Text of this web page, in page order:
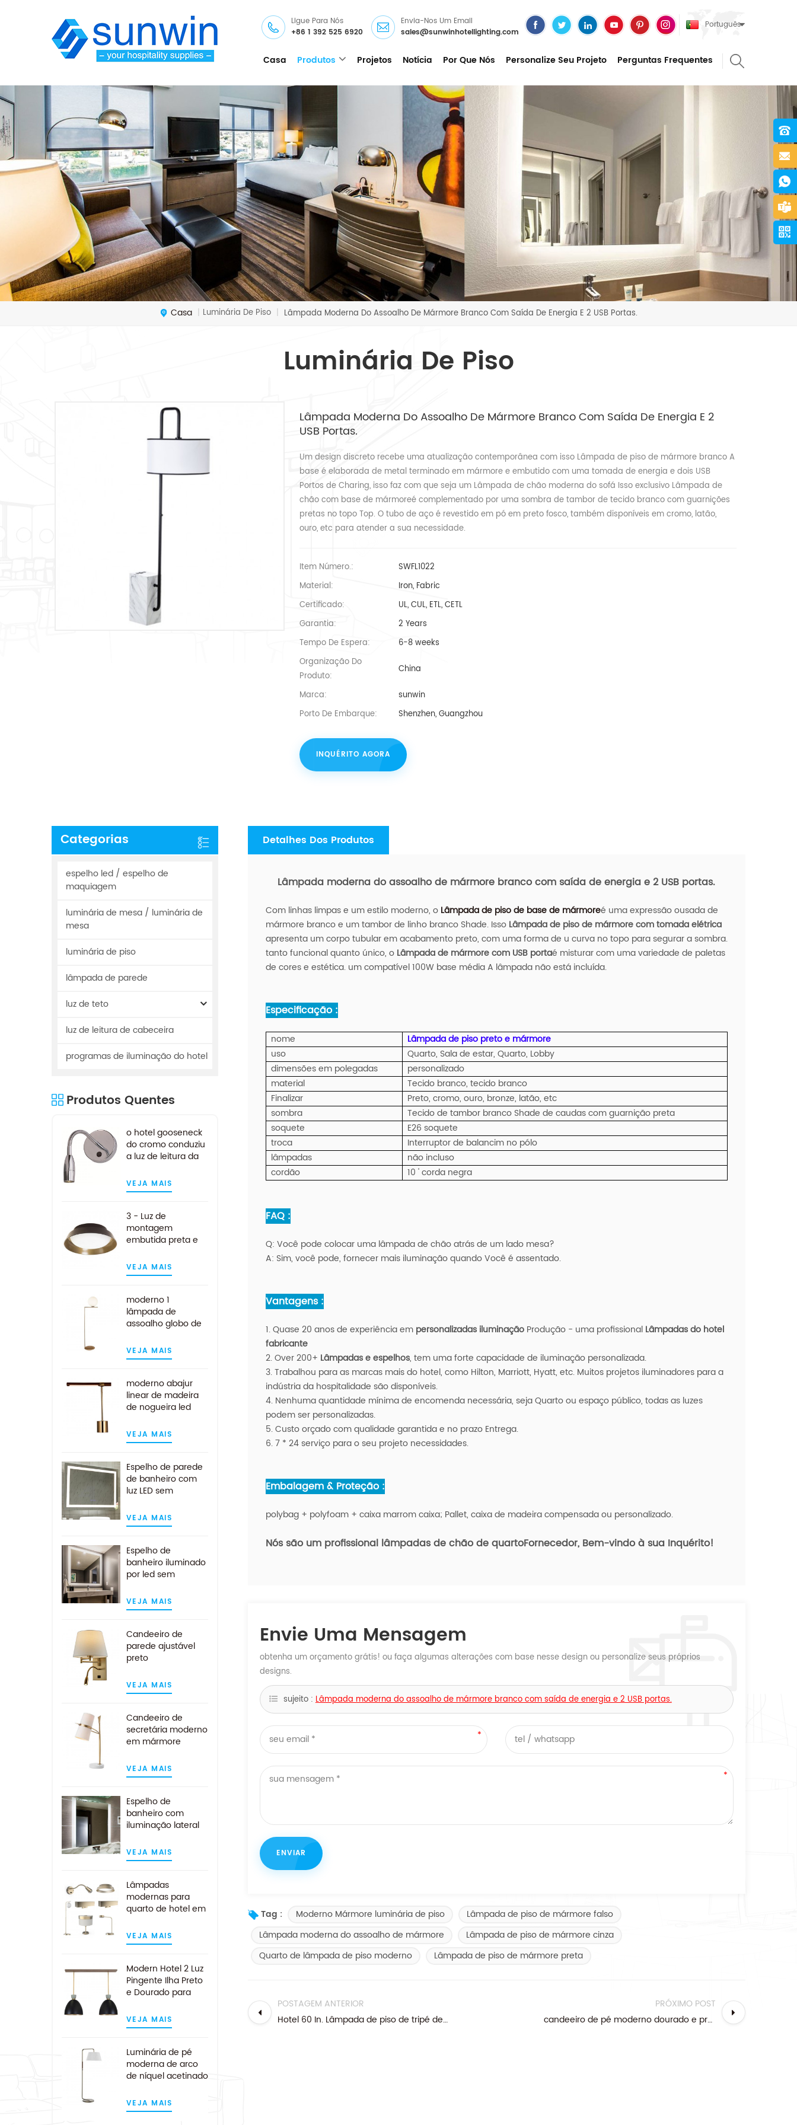
Português
Ligue Para Nós
+86 1 392 525 6920
Envia-Nos Um Email
sales@sunwinhotellighting.com
Casa Produtos Projetos Notícia Por Que Nós Personalize Seu Projeto Perguntas Frequentes
Casa | Luminária De Piso | Lâmpada Moderna Do Assoalho De Mármore Branco Com Saída De Energia E 2 USB Portas.
Luminária De Piso
Lâmpada Moderna Do Assoalho De Mármore Branco Com Saída De Energia E 2
USB Portas.
Um design discreto recebe uma atualização contemporânea com isso Lâmpada de piso de mármore branco A
base é elaborada de metal terminado em mármore e embutido com uma tomada de energia e dois USB
Portos de Charing, isso faz com que seja um Lâmpada de chão moderna do sofá Isso exclusivo Lâmpada de
chão com base de mármoreé complementado por uma sombra de tambor de tecido branco com guarnições
pretas no topo Top. O tubo de aço é revestido em pó em preto fosco, também disponíveis em cromo, latão,
ouro, etc para atender a sua necessidade.
Item Número.:
SWFL1022
Material:
Iron, Fabric
Certificado:
UL, CUL, ETL, CETL
Garantia:
2 Years
Tempo De Espera:
6-8 weeks
Organização Do
Produto:
China
Marca:
sunwin
Porto De Embarque:
Shenzhen, Guangzhou
INQUÉRITO AGORA
Categorias
espelho led / espelho de
maquiagem
luminária de mesa / luminária de
mesa
luminária de piso
lâmpada de parede
luz de teto
luz de leitura de cabeceira
programas de iluminação do hotel
Produtos Quentes
o hotel gooseneck
do cromo conduziu
a luz de leitura da
VEJA MAIS
3 - Luz de
montagem
embutida preta e
VEJA MAIS
moderno 1
lâmpada de
assoalho globo de
clara com
acabamento em
VEJA MAIS
moderno abajur
linear de madeira
de nogueira led
em latão antigo
VEJA MAIS
Espelho de parede
de banheiro com
luz LED sem
personalizada e
almofada anti-
VEJA MAIS
Espelho de
banheiro iluminado
por led sem
contemporâneo
VEJA MAIS
Candeeiro de
parede ajustável
preto
com luz de leitura
LED
VEJA MAIS
Candeeiro de
secretária moderno
em mármore
com abajur em
tecido branco
VEJA MAIS
Espelho de
banheiro com
iluminação lateral
montagem na
parede do hotel
VEJA MAIS
Lâmpadas
modernas para
quarto de hotel em
personalizado
VEJA MAIS
Modern Hotel 2 Luz
Pingente Ilha Preto
e Dourado para
VEJA MAIS
Luminária de pé
moderna de arco
de níquel acetinado
século
VEJA MAIS
Detalhes Dos Produtos
Lâmpada moderna do assoalho de mármore branco com saída de energia e 2 USB portas.
Com linhas limpas e um estilo moderno, oLâmpada de piso de base de mármoreé uma expressão ousada de
mármore branco e um tambor de linho branco Shade. Isso Lâmpada de piso de mármore com tomada elétrica
apresenta um corpo tubular em acabamento preto, com uma forma de u curva no topo para segurar a sombra.
tanto funcional quanto único, oLâmpada de mármore com USB portaé misturar com uma variedade de paletas
de cores e estética. um compatível 100W base média A lâmpada não está incluída.
Especificação :
nome
Lâmpada de piso preto e mármore
uso
Quarto, Sala de estar, Quarto, Lobby
dimensões em polegadas
personalizado
material
Tecido branco, tecido branco
Finalizar
Preto, cromo, ouro, bronze, latão, etc
sombra
Tecido de tambor branco Shade de caudas com guarnição preta
soquete
E26 soquete
troca
Interruptor de balancim no pólo
lâmpadas
não incluso
cordão
10 ' corda negra
FAQ :
Q: Você pode colocar uma lâmpada de chão atrás de um lado mesa?
A: Sim, você pode, fornecer mais iluminação quando Você é assentado.
Vantagens :
1. Quase 20 anos de experiência empersonalizadasiluminaçãoProdução- umaprofissionalLâmpadas do hotel
fabricante
2. Over 200+ Lâmpadas e espelhos, tem uma forte capacidade de iluminação personalizada.
3. Trabalhou para as marcas mais do hotel, como Hilton, Marriott, Hyatt, etc. Muitos projetos iluminadores para a
indústria da hospitalidade são disponíveis.
4. Nenhuma quantidade mínima de encomenda necessária, seja Quarto ou espaço público, todas as luzes
podem ser personalizadas.
5. Custo orçado com qualidade garantida e no prazo Entrega.
6. 7 * 24 serviço para o seu projeto necessidades.
Embalagem & Proteção :
polybag + polyfoam + caixa marrom caixa; Pallet, caixa de madeira compensada ou personalizado.
Nós são um profissionallâmpadas de chão de quartoFornecedor, Bem-vindo à sua Inquérito!
Envie Uma Mensagem
obtenha um orçamento grátis! ou faça algumas alterações com base nesse design ou personalize seus próprios
designs.
sujeito :Lâmpada moderna do assoalho de mármore branco com saída de energia e 2 USB portas.
Tag : Moderno Mármore luminária de piso
Lâmpada de piso de mármore falso
Lâmpada moderna do assoalho de mármore
Lâmpada de piso de mármore cinza
Quarto de lâmpada de piso moderno
Lâmpada de piso de mármore preta
POSTAGEM ANTERIOR
Hotel 60 In. Lâmpada de piso de tripé de metal preto com sombra de tambor de tecido preto
PRÓXIMO POST
candeeiro de pé moderno dourado e preto com abajur preto